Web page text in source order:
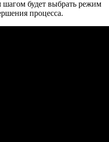
шагом будет выбрать режим
процесса.